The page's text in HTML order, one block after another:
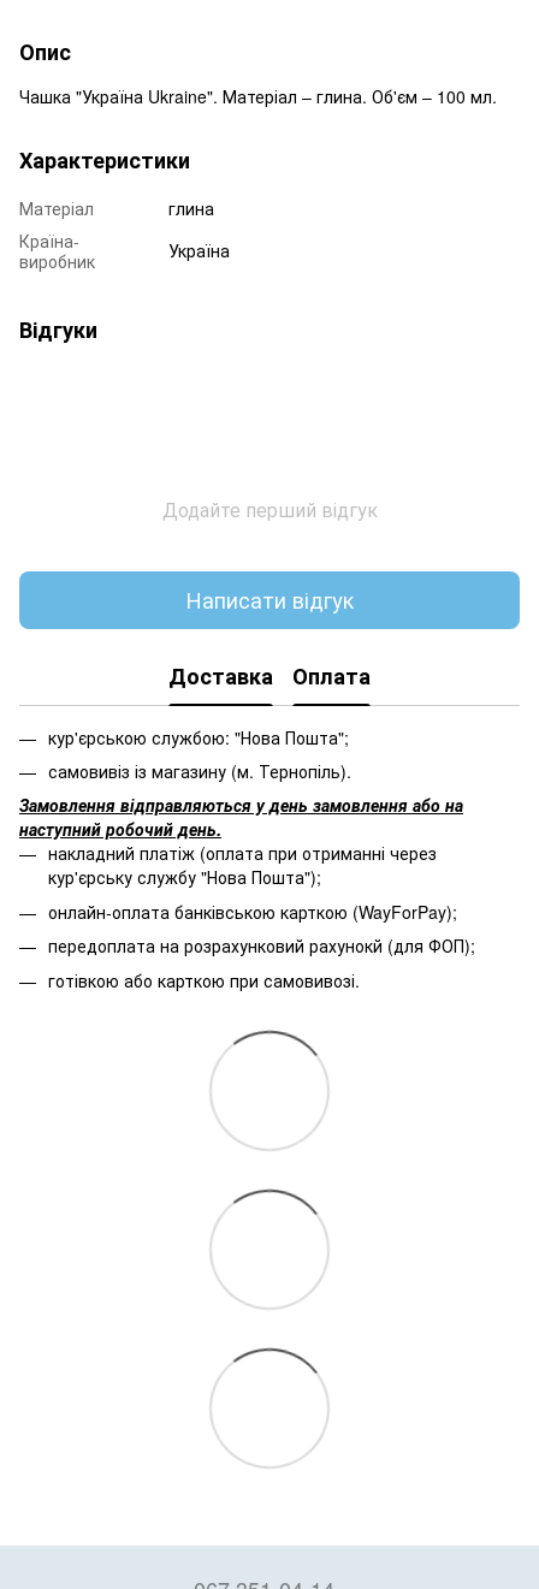
Опис
Чашка "Україна Ukraine". Матеріал – глина. Об'єм – 100 мл.
Характеристики
Матеріал
глина
Країна-
виробник
Україна
Відгуки
Додайте перший відгук
Написати відгук
Доставка Оплата
кур'єрською службою: "Нова Пошта";
самовивіз із магазину (м. Тернопіль).
Замовлення відправляються у день замовлення або на
наступний робочий день.
накладний платіж (оплата при отриманні через
кур'єрську службу "Нова Пошта");
онлайн-оплата банківською карткою (WayForPay);
передоплата на розрахунковий рахунокй (для ФОП);
готівкою або карткою при самовивозі.